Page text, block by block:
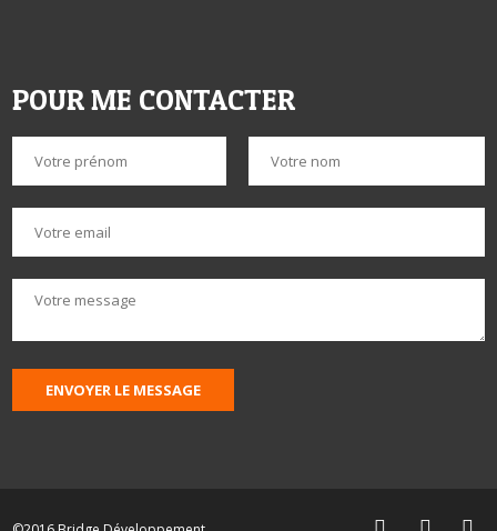
POUR ME CONTACTER
ENVOYER LE MESSAGE
  